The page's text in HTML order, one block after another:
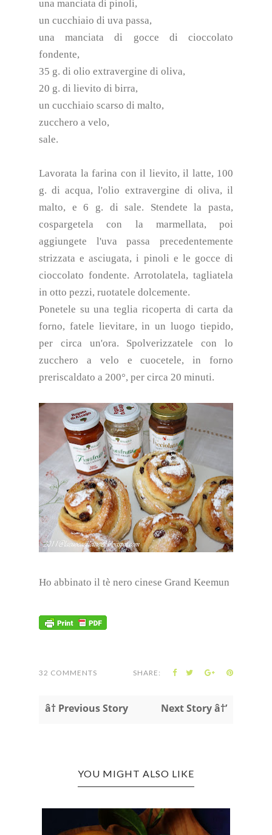
una manciata di pinoli,
un cucchiaio di uva passa,
una manciata di gocce di cioccolato
fondente,
35 g. di olio extravergine di oliva,
20 g. di lievito di birra,
un cucchiaio scarso di malto,
zucchero a velo,
sale.
Lavorata la farina con il lievito, il latte, 100
g. di acqua, l'olio extravergine di oliva, il
malto, e 6 g. di sale. Stendete la pasta,
cospargetela con la marmellata, poi
aggiungete l'uva passa precedentemente
strizzata e asciugata, i pinoli e le gocce di
cioccolato fondente. Arrotolatela, tagliatela
in otto pezzi, ruotatele dolcemente.
Ponetele su una teglia ricoperta di carta da
forno, fatele lievitare, in un luogo tiepido,
per circa un'ora. Spolverizzatele con lo
zucchero a velo e cuocetele, in forno
preriscaldato a 200°, per circa 20 minuti.
Ho abbinato il tè nero cinese Grand Keemun
32 COMMENTS SHARE:
â† Previous Story Next Story â†’
YOU MIGHT ALSO LIKE